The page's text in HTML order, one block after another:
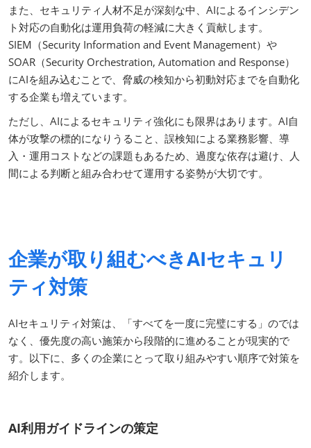
また、セキュリティ人材不足が深刻な中、AIによるインシデン
ト対応の自動化は運用負荷の軽減に大きく貢献します。
SIEM（Security Information and Event Management）や
SOAR（Security Orchestration, Automation and Response）
にAIを組み込むことで、脅威の検知から初動対応までを自動化
する企業も増えています。
ただし、AIによるセキュリティ強化にも限界はあります。AI自
体が攻撃の標的になりうること、誤検知による業務影響、導
入・運用コストなどの課題もあるため、過度な依存は避け、人
間による判断と組み合わせて運用する姿勢が大切です。
企業が取り組むべきAIセキュリ
ティ対策
AIセキュリティ対策は、「すべてを一度に完璧にする」のでは
なく、優先度の高い施策から段階的に進めることが現実的で
す。以下に、多くの企業にとって取り組みやすい順序で対策を
紹介します。
AI利用ガイドラインの策定